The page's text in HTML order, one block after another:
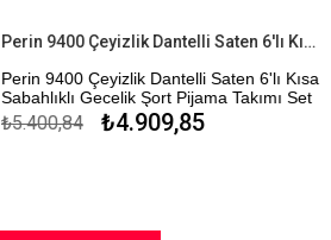
Perin 9400 Çeyizlik Dantelli Saten 6'lı Kısa Sabahlıklı Gecelik Şort Pijama Takımı Set
Perin 9400 Çeyizlik Dantelli Saten 6'lı Kısa
Sabahlıklı Gecelik Şort Pijama Takımı Set
Çeyizlik Kutulu Sabahlıklı Gecelik Şortlu
₺4.909,85
₺5.400,84